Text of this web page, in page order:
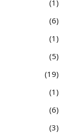
1
6
1
5
19
1
6
3